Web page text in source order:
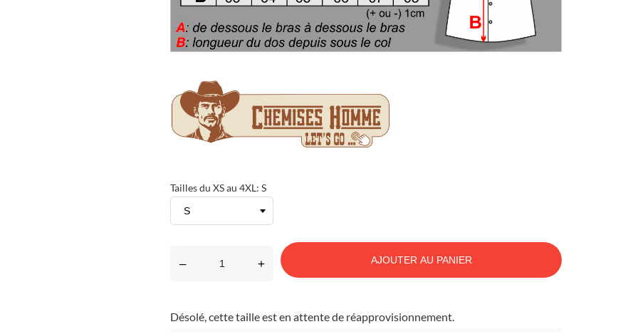
Tailles du XS au 4XL: S
– + AJOUTER AU PANIER
Désolé, cette taille est en attente de réapprovisionnement.